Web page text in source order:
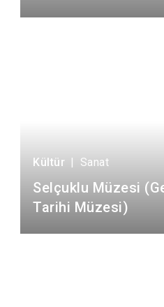
Kültür | Sanat
Selçuklu Müzesi
Tarihi Müzesi)